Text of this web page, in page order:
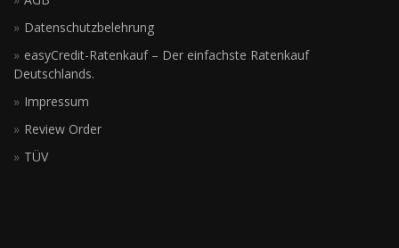
Datenschutzbelehrung
easyCredit-Ratenkauf – Der einfachste Ratenkauf
Deutschlands.
Impressum
Review Order
TÜV